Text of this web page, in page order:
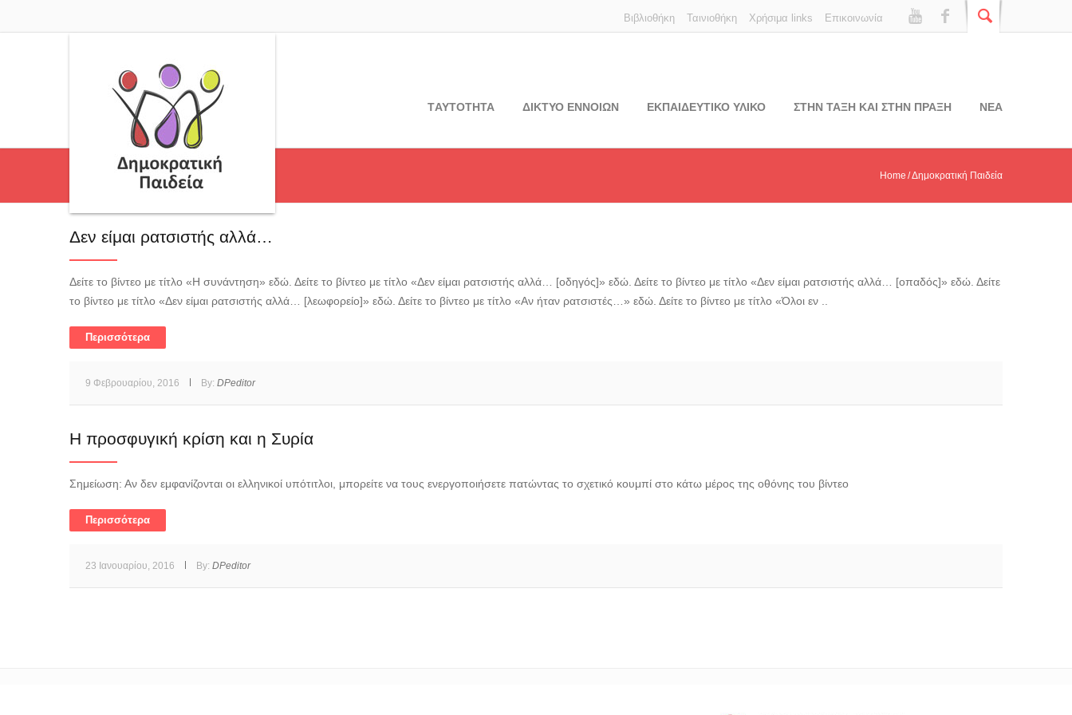
Επικοινωνία
Χρήσιμα links
Ταινιοθήκη
Βιβλιοθήκη
TΑΥΤΟΤΗΤΑ ΔΙΚΤΥΟ ΕΝΝΟΙΩΝ ΕΚΠΑΙΔΕΥΤΙΚΟ ΥΛΙΚΟ ΣΤΗΝ ΤΑΞΗ ΚΑΙ ΣΤΗΝ ΠΡΑΞΗ ΝΕΑ
Home Δημοκρατική Παιδεία
Δεν είμαι ρατσιστής αλλά…
Δείτε το βίντεο με τίτλο «Η συνάντηση» εδώ. Δείτε το βίντεο με τίτλο «Δεν είμαι ρατσιστής αλλά… [οδηγός]» εδώ. Δείτε το βίντεο με τίτλο «Δεν είμαι ρατσιστής αλλά… [οπαδός]» εδώ. Δείτε
το βίντεο με τίτλο «Δεν είμαι ρατσιστής αλλά… [λεωφορείο]» εδώ. Δείτε το βίντεο με τίτλο «Αν ήταν ρατσιστές…» εδώ. Δείτε το βίντεο με τίτλο «Όλοι εν ..
Περισσότερα
9 Φεβρουαρίου, 2016 By: DPeditor
Η προσφυγική κρίση και η Συρία
Σημείωση: Αν δεν εμφανίζονται οι ελληνικοί υπότιτλοι, μπορείτε να τους ενεργοποιήσετε πατώντας το σχετικό κουμπί στο κάτω μέρος της οθόνης του βίντεο
Περισσότερα
23 Ιανουαρίου, 2016 By: DPeditor